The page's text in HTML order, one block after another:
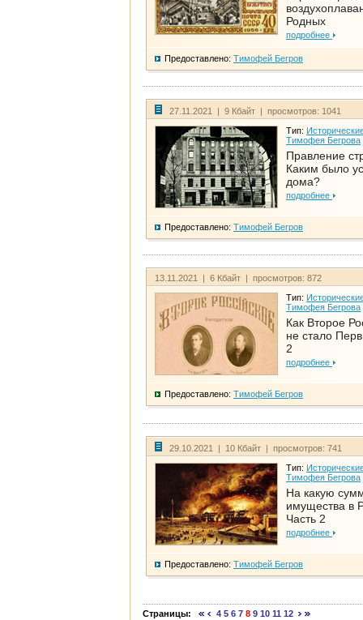
Родных
подробнее
Предоставлено: Тимофей Бегров
27.11.2021 | 9 Кбайт | просмотров: 1041
Тип:
Тимофея Бегрова
Правление
Каким было
дома?
подробнее
Предоставлено: Тимофей Бегров
13.11.2021 | 6 Кбайт | просмотров: 872
Тип:
Тимофея Бегрова
Как Второе
не стало
2
подробнее
Предоставлено: Тимофей Бегров
29.10.2021 | 10 Кбайт | просмотров: 741
Тип:
Тимофея Бегрова
На какую
имущества в
Часть 2
подробнее
Предоставлено: Тимофей Бегров
Страницы: 4 5 6 7 8 9 10 11 12